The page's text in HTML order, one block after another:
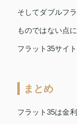
そしてダブルフ
ものではない点
フラット35サイ
まとめ
フラット35は金